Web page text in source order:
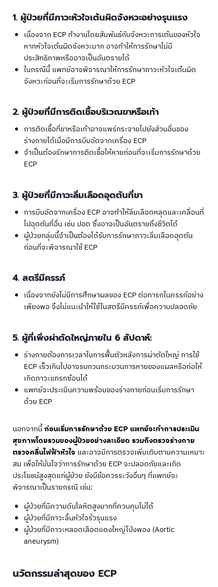
1. ผู้ป่วยที่มีภาวะหัวใจเต้นผิดจังหวะอย่างรุนแรง
เนื่องจาก ECP ทำงานโดยสัมพันธ์กับจังหวะการเต้นของหัวใจ
หากหัวใจเต้นผิดจังหวะมาก อาจทำให้การรักษาไม่มี
ประสิทธิภาพหรืออาจเป็นอันตรายได้
ในกรณีนี้ แพทย์อาจพิจารณาให้การรักษาภาวะหัวใจเต้นผิด
จังหวะก่อนที่จะเริ่มการรักษาด้วย ECP
2. ผู้ป่วยที่มีการติดเชื้อบริเวณขาหรือเท้า
การติดเชื้อที่ขาหรือเท้าอาจแพร่กระจายไปยังส่วนอื่นของ
ร่างกายได้เมื่อมีการบีบอัดจากเครื่อง ECP
จำเป็นต้องรักษาการติดเชื้อให้หายก่อนที่จะเริ่มการรักษาด้วย
ECP
3. ผู้ป่วยที่มีภาวะลิ่มเลือดอุดตันที่ขา
การบีบอัดจากเครื่อง ECP อาจทำให้ลิ่มเลือดหลุดและเคลื่อนที่
ไปอุดตันที่อื่น เช่น ปอด ซึ่งอาจเป็นอันตรายถึงชีวิตได้
ผู้ป่วยกลุ่มนี้จำเป็นต้องได้รับการรักษาภาวะลิ่มเลือดอุดตัน
ก่อนที่จะพิจารณาใช้ ECP
4. สตรีมีครรภ์
เนื่องจากยังไม่มีการศึกษาผลของ ECP ต่อทารกในครรภ์อย่าง
เพียงพอ จึงไม่แนะนำให้ใช้ในสตรีมีครรภ์เพื่อความปลอดภัย
5. ผู้ที่เพิ่งผ่าตัดใหญ่ภายใน 6 สัปดาห์:
ร่างกายต้องการเวลาในการฟื้นตัวหลังการผ่าตัดใหญ่ การใช้
ECP เร็วเกินไปอาจรบกวนกระบวนการหายของแผลหรือก่อให้
เกิดภาวะแทรกซ้อนได้
แพทย์จะประเมินความพร้อมของร่างกายก่อนเริ่มการรักษา
ด้วย ECP
นอกจากนี้ก่อนเริ่มการรักษาด้วย ECP แพทย์จะทำการประเมิน
สุขภาพโดยรวมของผู้ป่วยอย่างละเอียด รวมถึงตรวจร่างกาย
ตรวจคลื่นไฟฟ้าหัวใจ และอาจมีการตรวจเพิ่มเติมตามความเหมาะ
สม เพื่อให้มั่นใจว่าการรักษาด้วย ECP จะปลอดภัยและเกิด
ประโยชน์สูงสุดแก่ผู้ป่วย ยังมีข้อควรระวังอื่นๆ ที่แพทย์จะ
พิจารณาเป็นรายกรณี เช่น:
ผู้ป่วยที่มีความดันโลหิตสูงมากที่ควบคุมไม่ได้
ผู้ป่วยที่มีภาวะลิ้นหัวใจรั่วรุนแรง
ผู้ป่วยที่มีภาวะหลอดเลือดแดงใหญ่โป่งพอง (Aortic
aneurysm)
นวัตกรรมล่าสุดของ ECP